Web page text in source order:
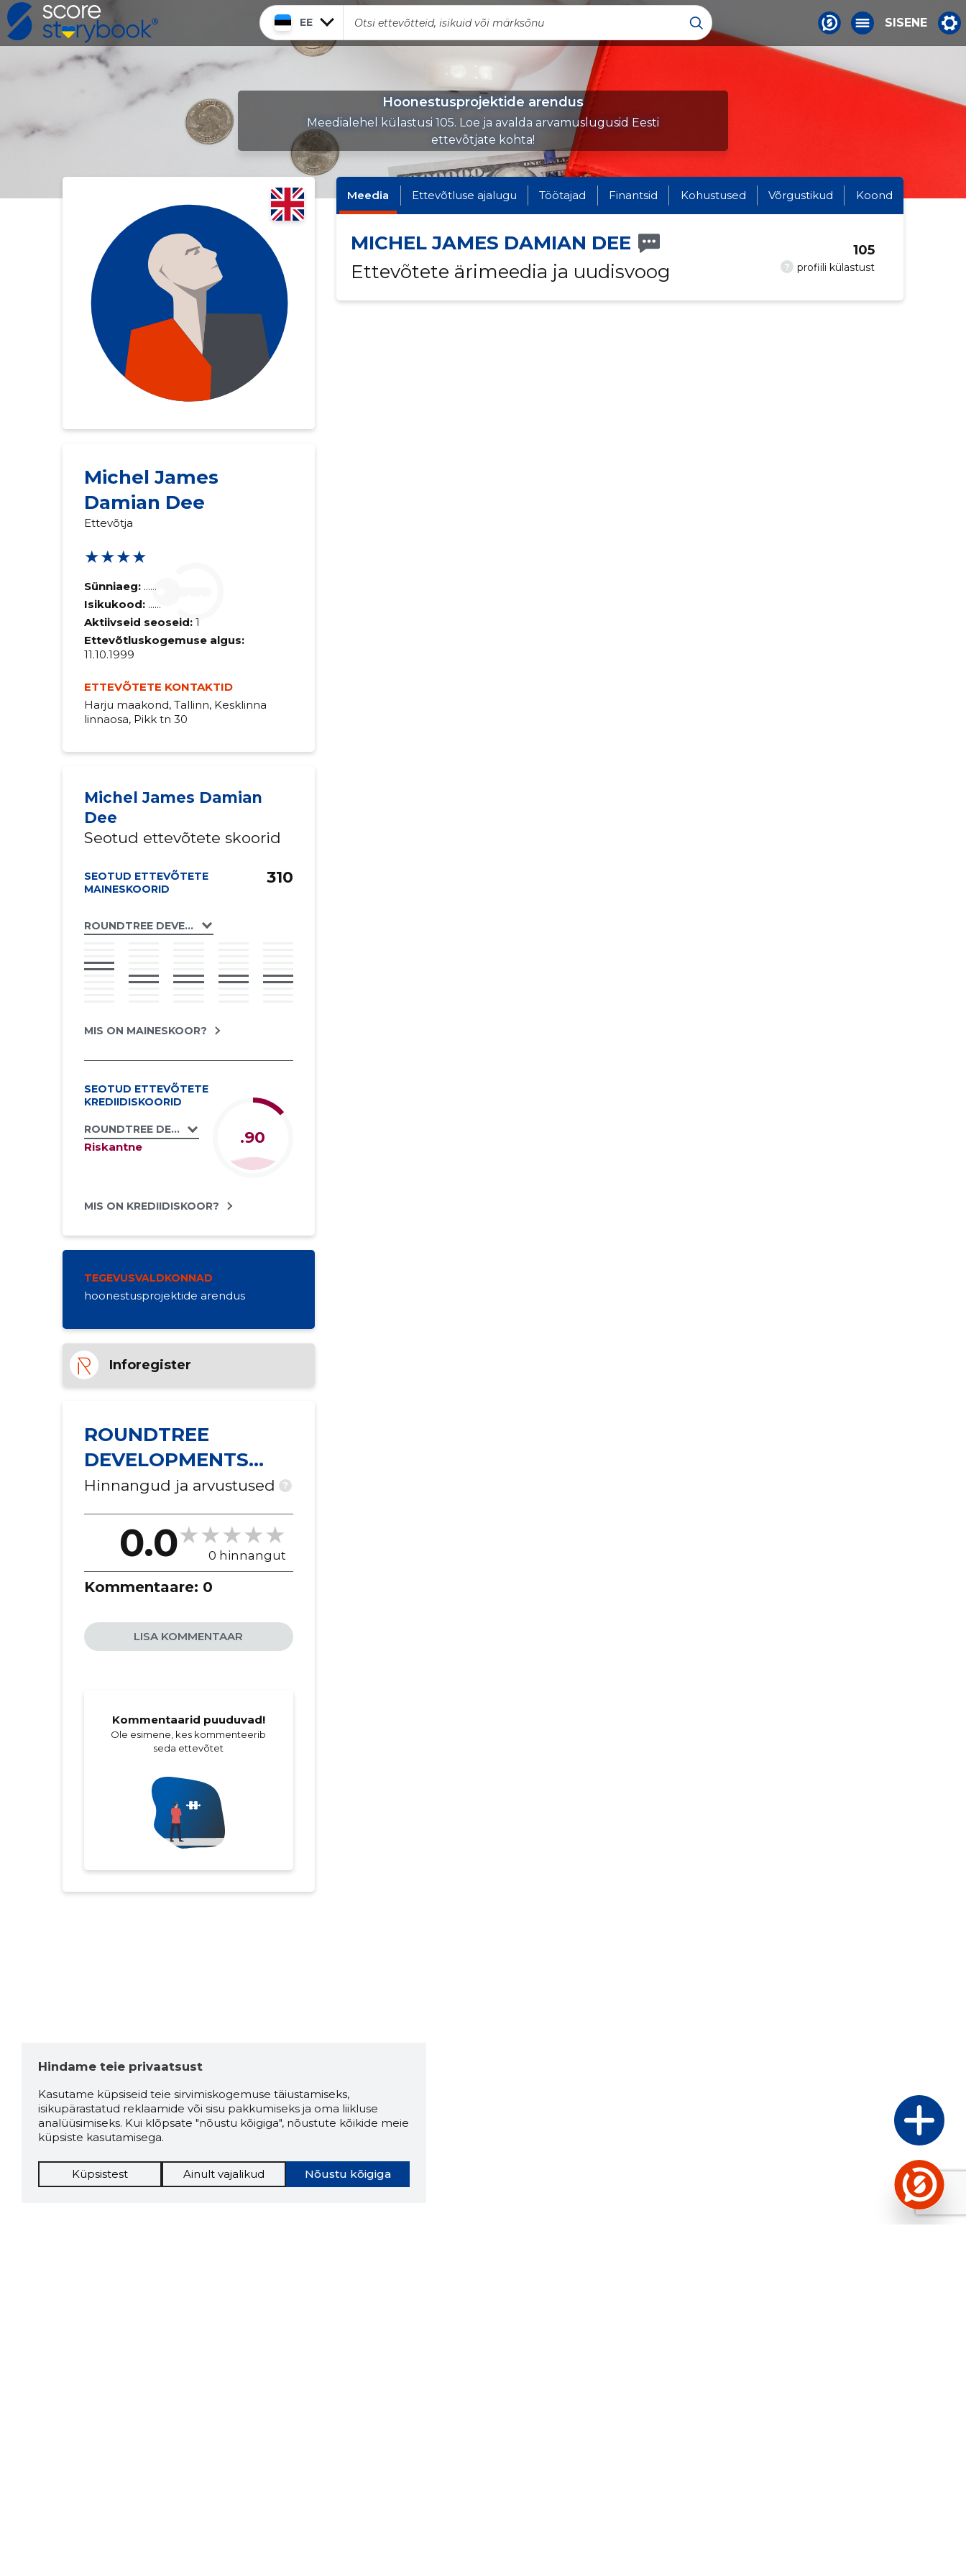
EE SISENE
Hoonestusprojektide arendus
Meedialehel külastusi 105. Loe ja avalda arvamuslugusid Eesti
ettevõtjate kohta!
Michel James
Damian Dee
Ettevõtja
★★★★
Sünniaeg: ......
Isikukood: ......
Aktiivseid seoseid: 1
Ettevõtluskogemuse algus:
11.10.1999
ETTEVÕTETE KONTAKTID
Harju maakond, Tallinn, Kesklinna
linnaosa, Pikk tn 30
Michel James Damian
Dee
Seotud ettevõtete skoorid
SEOTUD ETTEVÕTETE
MAINESKOORID
ROUNDTREE DEVELOPMENTS LIMITED EESTI FILIAAL
310
MIS ON MAINESKOOR?
SEOTUD ETTEVÕTETE
KREDIIDISKOORID
ROUNDTREE DEVELOPMENTS LIMITED EESTI FILIAAL
Riskantne .90
MIS ON KREDIIDISKOOR?
TEGEVUSVALDKONNAD
hoonestusprojektide arendus
Inforegister
ROUNDTREE
DEVELOPMENTS
LIMITED EESTI
FILIAAL
Hinnangud ja arvustused ?
0.0 0 hinnangut
Kommentaare: 0
LISA KOMMENTAAR
Kommentaarid puuduvad!
Ole esimene, kes kommenteerib
seda ettevõtet
Meedia Ettevõtluse ajalugu Töötajad Finantsid Kohustused Võrgustikud Koond
MICHEL JAMES DAMIAN DEE
Ettevõtete ärimeedia ja uudisvoog
? profiili külastust
105
Hindame teie privaatsust
Kasutame küpsiseid teie sirvimiskogemuse täiustamiseks,
isikupärastatud reklaamide või sisu pakkumiseks ja oma liikluse
analüüsimiseks. Kui klõpsate "nõustu kõigiga", nõustute kõikide meie
küpsiste kasutamisega.
Nõustu kõigiga
Küpsistest Ainult vajalikud